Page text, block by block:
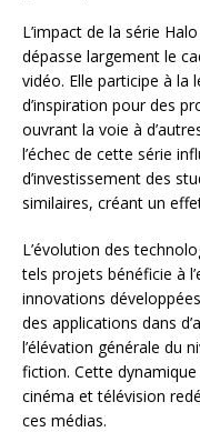
L’impact de la série
dépasse largement le
vidéo. Elle participe à
d’inspiration pour des
ouvrant la voie à
l’échec de cette série
d’investissement des
similaires, créant un
L’évolution des
tels projets bénéficie à
innovations
des applications dans
l’élévation générale du
fiction. Cette
cinéma et télévision
ces médias.